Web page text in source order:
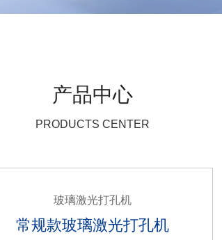
产品中心
PRODUCTS CENTER
玻璃激光打孔机
常规款玻璃激光打孔机